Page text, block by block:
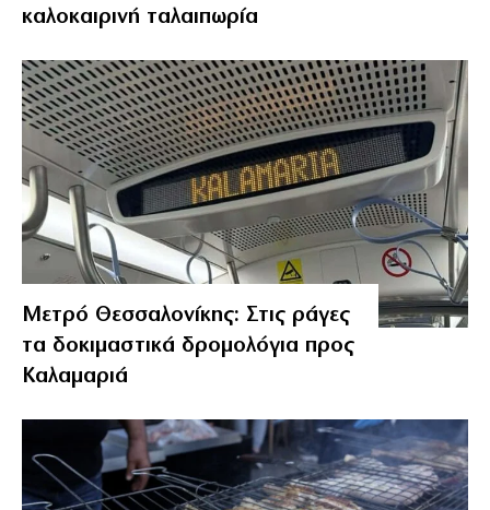
καλοκαιρινή ταλαιπωρία
Μετρό Θεσσαλονίκης: Στις ράγες
τα δοκιμαστικά δρομολόγια προς
Καλαμαριά